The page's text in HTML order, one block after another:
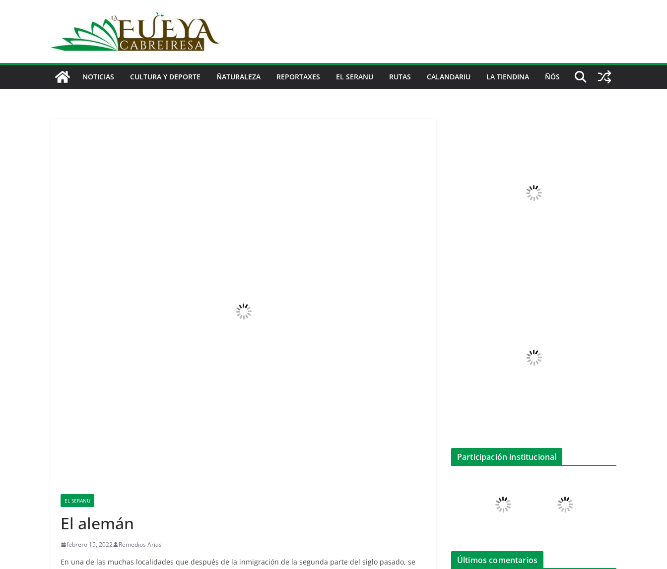
NOTICIAS CULTURA Y DEPORTE ÑATURALEZA REPORTAXES EL SERANU RUTAS CALANDARIU LA TIENDINA ÑÓS
EL SERANU
El alemán
febrero 15, 2022 Remedios Arias
En una de las muchas localidades que después de la inmigración de la segunda parte del siglo pasado, se
Participación institucional
Últimos comentarios